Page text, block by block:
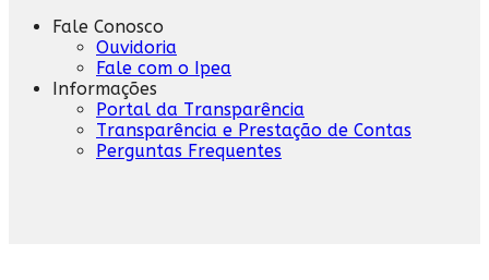
Fale Conosco
Ouvidoria
Fale com o Ipea
Informações
Portal da Transparência
Transparência e Prestação de Contas
Perguntas Frequentes